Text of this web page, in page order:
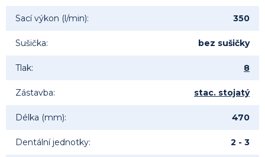
Sací výkon (l/min): 350
Sušička: bez sušičky
Tlak: 8
Zástavba: stac. stojatý
Délka (mm): 470
Dentální jednotky: 2 - 3